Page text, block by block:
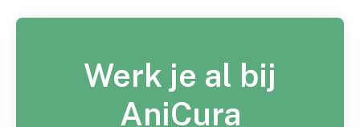
Werk je al bij
AniCura